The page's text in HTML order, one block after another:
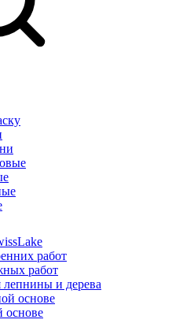
работ
работ
лепнины и дерева
основе
основе